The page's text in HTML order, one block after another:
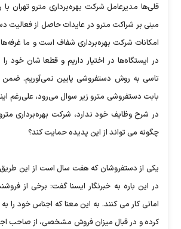
قلی‌ها مدیرعامل شرکت بهره‌برداری مترو تهران با
مبنی بر شراکت مترو در عایدات حاصل از فعالیت
امکانات شرکت بهره‌برداری شفاف است و ما
در ایستگاه‌ها در اختیار داریم و قطعا شان خود
تاسی به روش دستفروشی پایین نمی‌آوریم. ضمن
بابت دستفروشی مترو زیر سوال می‌رود، علی‌رغم
در شرح وظایف خود ندارد، شرکت بهره‌برداری
چگونه می تواند از این پدیده حمایت کند؟
یکی از دستفروشان که هفت سال است از این
در این باره به خبرنگار ایسنا گفت: برخی از
امانی کار می کنند. به این معنا که اجناس خود را
کرده و در قبال میزان فروش مشخصی، از صاحب